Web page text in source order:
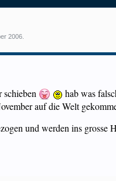
2006
hab was
auf die Welt
und werden ins grosse